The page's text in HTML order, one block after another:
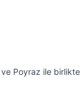
ve Poyraz ile birlikte